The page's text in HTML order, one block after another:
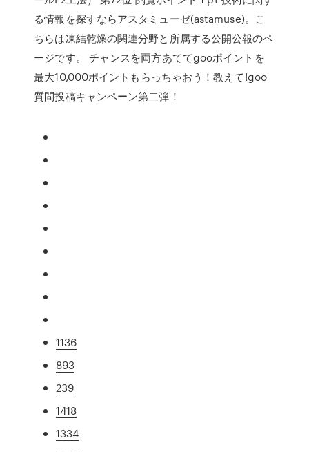
る情報を探すならアスタミューゼ(astamuse)。こ
ちらは凍結乾燥の関連分野と所属する公開公報のペ
ージです。 チャンスを両方あててgooポイントを
最大10,000ポイントもらっちゃおう！教えて!goo
質問投稿キャンペーン第二弾！
1136
893
239
1418
1334